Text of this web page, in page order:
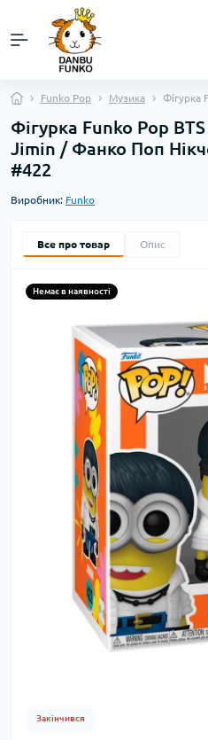
Funko Pop Музика Фігурка
Фігурка Funko Pop
Jimin / Фанко Поп
#422
Виробник: Funko
Все про товар Опис
Немає в наявності
Закінчився